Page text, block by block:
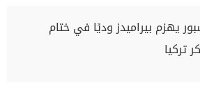
يهزم بيراميدز وديًا في ختام
تركيا